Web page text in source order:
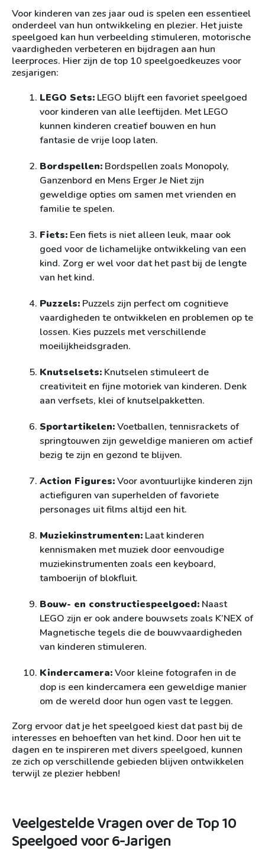
Voor kinderen van zes jaar oud is spelen een essentieel
onderdeel van hun ontwikkeling en plezier. Het juiste
speelgoed kan hun verbeelding stimuleren, motorische
vaardigheden verbeteren en bijdragen aan hun
leerproces. Hier zijn de top 10 speelgoedkeuzes voor
zesjarigen:
LEGO Sets: LEGO blijft een favoriet speelgoed
voor kinderen van alle leeftijden. Met LEGO
kunnen kinderen creatief bouwen en hun
fantasie de vrije loop laten.
Bordspellen: Bordspellen zoals Monopoly,
Ganzenbord en Mens Erger Je Niet zijn
geweldige opties om samen met vrienden en
familie te spelen.
Fiets: Een fiets is niet alleen leuk, maar ook
goed voor de lichamelijke ontwikkeling van een
kind. Zorg er wel voor dat het past bij de lengte
van het kind.
Puzzels: Puzzels zijn perfect om cognitieve
vaardigheden te ontwikkelen en problemen op te
lossen. Kies puzzels met verschillende
moeilijkheidsgraden.
Knutselsets: Knutselen stimuleert de
creativiteit en fijne motoriek van kinderen. Denk
aan verfsets, klei of knutselpakketten.
Sportartikelen:Voetballen, tennisrackets of
springtouwen zijn geweldige manieren om actief
bezig te zijn en gezond te blijven.
Action Figures:Voor avontuurlijke kinderen zijn
actiefiguren van superhelden of favoriete
personages uit films altijd een hit.
Muziekinstrumenten: Laat kinderen
kennismaken met muziek door eenvoudige
muziekinstrumenten zoals een keyboard,
tamboerijn of blokfluit.
Bouw- en constructiespeelgoed: Naast
LEGO zijn er ook andere bouwsets zoals K’NEX of
Magnetische tegels die de bouwvaardigheden
van kinderen stimuleren.
Kindercamera:Voor kleine fotografen in de
dop is een kindercamera een geweldige manier
om de wereld door hun ogen vast te leggen.
Zorg ervoor dat je het speelgoed kiest dat past bij de
interesses en behoeften van het kind. Door hen uit te
dagen en te inspireren met divers speelgoed, kunnen
ze zich op verschillende gebieden blijven ontwikkelen
terwijl ze plezier hebben!
Veelgestelde Vragen over de Top 10
Speelgoed voor 6-Jarigen